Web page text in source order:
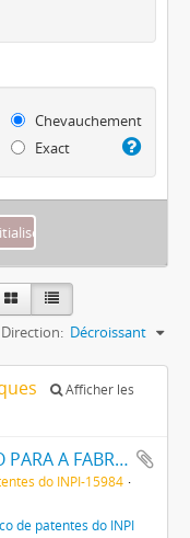
Chevauchement
Exact
Direction: Décroissant
Afficher les
UM NOVO PROCESSO PARA A FABRICAÇÃO DE TINTAS EM PÓ POR MEIO DA PRECIPITAÇÃO E FIXAÇÃO DE TINTAS ANILINAS SOBRE CORPOS MINERAES
do INPI-15984
de patentes do INPI